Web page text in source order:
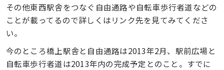
その他東西駅舎をつなぐ自由通路や自転車歩行者道などの
ことが載ってるので詳しくはリンク先を見てみてくださ
い。
今のところ橋上駅舎と自由通路は2013年2月、駅前広場と
自転車歩行者道は2013年内の完成予定とのこと。すでに